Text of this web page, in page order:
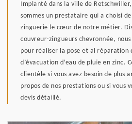
Implanté dans la ville de
sommes un prestataire qui a choisi
zinguerie le cœur de notre métier.
couvreur-zingueurs chevronnée,
pour réaliser la pose et al réparation
d’évacuation d’eau de pluie en zinc.
clientèle si vous avez besoin de plus
propos de nos prestations ou si vous
devis détaillé.